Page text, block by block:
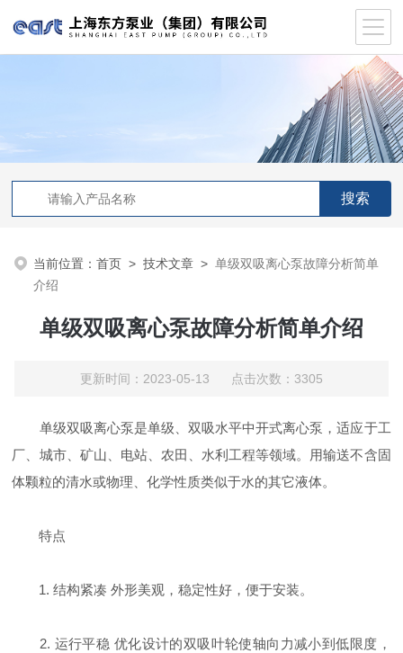
当前位置：首页 >技术文章 >单级双吸离心泵故障分析简单
介绍
单级双吸离心泵故障分析简单介绍
更新时间：2023-05-13 点击次数：3305
单级双吸离心泵是单级、双吸水平中开式离心泵，适应于工
厂、城市、矿山、电站、农田、水利工程等领域。用输送不含固
体颗粒的清水或物理、化学性质类似于水的其它液体。
特点
1. 结构紧凑 外形美观，稳定性好，便于安装。
2. 运行平稳 优化设计的双吸叶轮使轴向力减小到低限度，